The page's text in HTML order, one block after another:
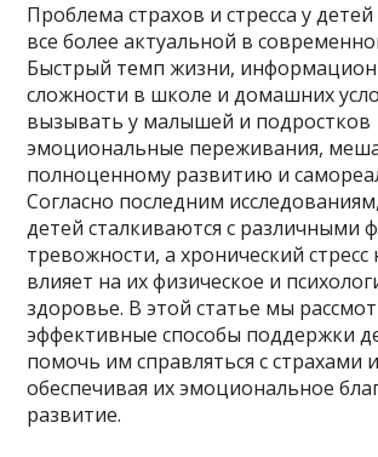
Проблема страхов и стресса у детей
все более актуальной в
Быстрый темп жизни,
сложности в школе и домашних
вызывать у малышей и подростков
эмоциональные переживания,
полноценному развитию и
Согласно последним
детей сталкиваются с различными
тревожности, а хронический стресс
влияет на их физическое и
здоровье. В этой статье мы
эффективные способы поддержки
помочь им справляться с страхами
обеспечивая их эмоциональное
развитие.